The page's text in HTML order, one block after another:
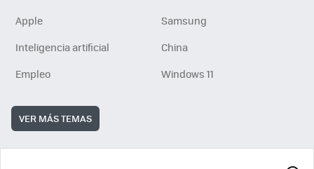
Apple
Samsung
Inteligencia artificial
China
Empleo
Windows 11
VER MÁS TEMAS